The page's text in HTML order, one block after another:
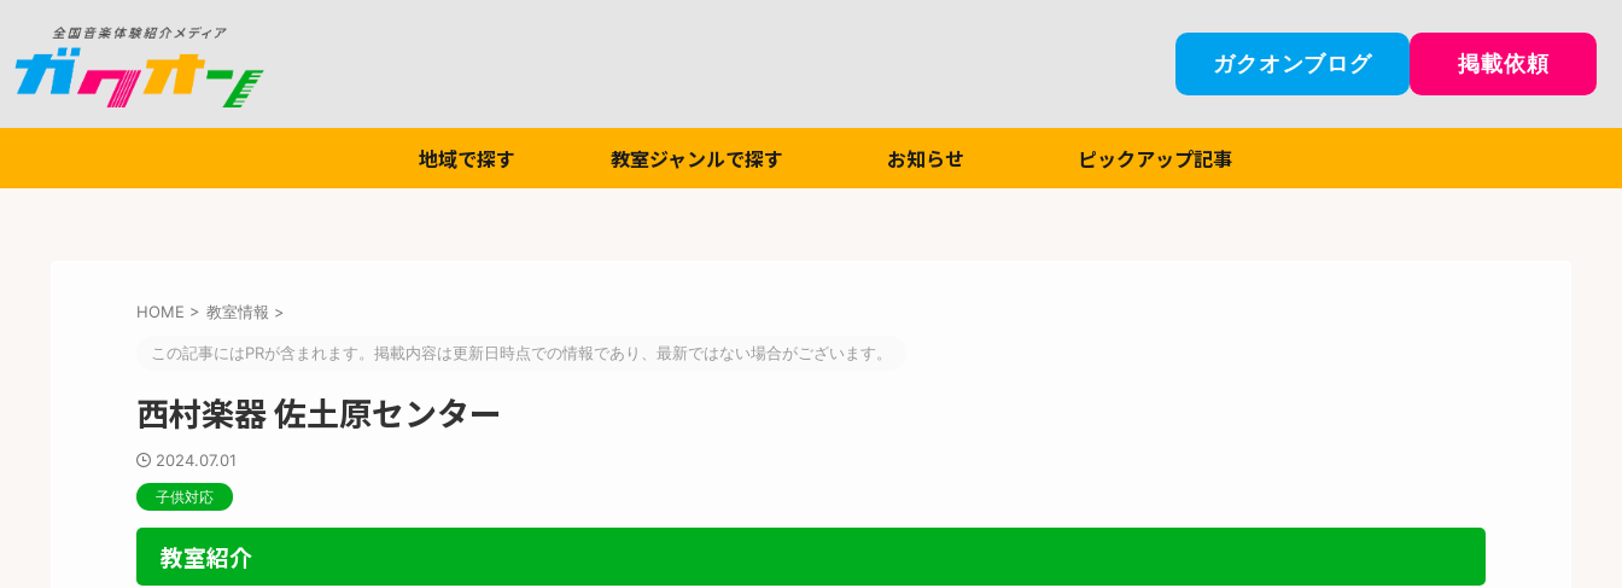
ガクオンブログ 掲載依頼
地域で探す 教室ジャンルで探す お知らせ ピックアップ記事
HOME > 教室情報 >
この記事にはPRが含まれます。掲載内容は更新日時点での情報であり、最新ではない場合がございます。
西村楽器 佐土原センター
2024.07.01
子供対応
教室紹介